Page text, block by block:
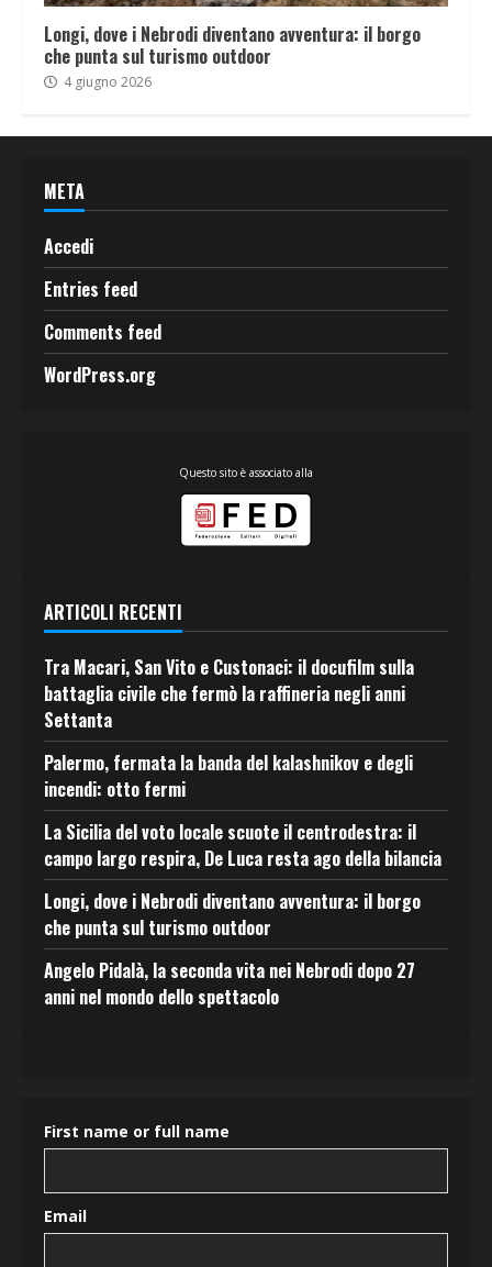
Longi, dove i Nebrodi diventano avventura: il borgo
che punta sul turismo outdoor
4 giugno 2026
META
Accedi
Entries feed
Comments feed
WordPress.org
Questo sito è associato alla
ARTICOLI RECENTI
Tra Macari, San Vito e Custonaci: il docufilm sulla
battaglia civile che fermò la raffineria negli anni
Settanta
Palermo, fermata la banda del kalashnikov e degli
incendi: otto fermi
La Sicilia del voto locale scuote il centrodestra: il
campo largo respira, De Luca resta ago della bilancia
Longi, dove i Nebrodi diventano avventura: il borgo
che punta sul turismo outdoor
Angelo Pidalà, la seconda vita nei Nebrodi dopo 27
anni nel mondo dello spettacolo
First name or full name
Email